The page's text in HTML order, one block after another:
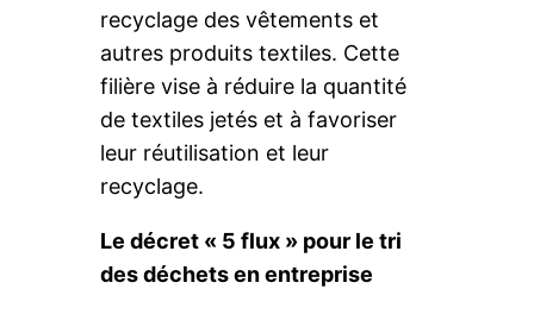
recyclage des vêtements et
autres produits textiles. Cette
filière vise à réduire la quantité
de textiles jetés et à favoriser
leur réutilisation et leur
recyclage.
Le décret « 5 flux » pour le tri
des déchets en entreprise